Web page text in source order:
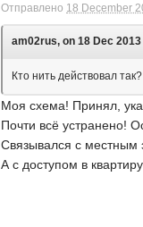
Отправлено 18 December
am02rus, on 18 Dec
Кто нить действовал
Моя схема! Принял,
Почти всё устранено!
Связывался с местным
А с доступом в